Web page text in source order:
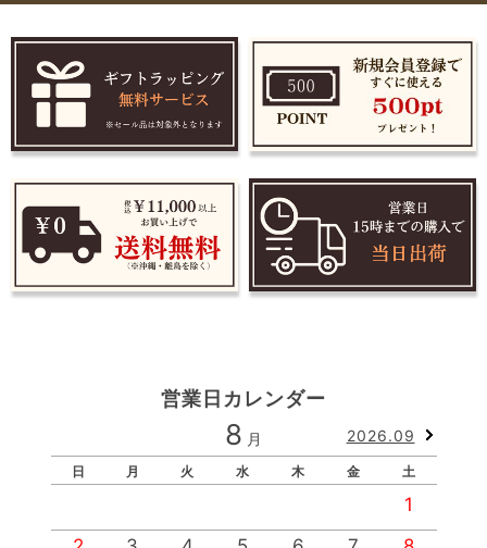
営業日カレンダー
8 月 2026.09
日 月 火 水 木 金 土
1